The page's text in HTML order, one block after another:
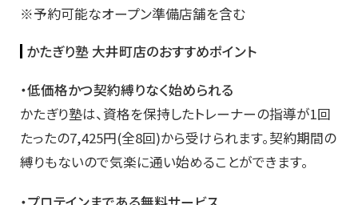
※予約可能なオープン準備店舗を含む
かたぎり塾 大井町店のおすすめポイント
・低価格かつ契約縛りなく始められる
かたぎり塾は、資格を保持したトレーナーの指導が1回
たったの7,425円(全8回)から受けられます。契約期間の
縛りもないので気楽に通い始めることができます。